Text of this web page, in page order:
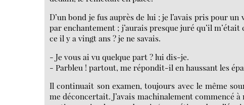
D’un bond je fus auprès de lui ; je l’avais pris pour
par enchantement ; j’aurais presque juré qu’il
ce il y a vingt ans ? je ne savais.
- Je vous ai vu quelque part ? lui dis-je.
- Parbleu ! partout, me répondit-il en haussant les
Il continuait son examen, toujours avec le même
me déconcertait. J’avais machinalement commencé